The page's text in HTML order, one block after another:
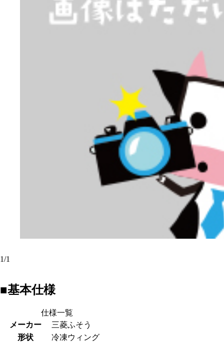
1/1
■基本仕様
仕様一覧
メーカー
三菱ふそう
形状
冷凍ウィング